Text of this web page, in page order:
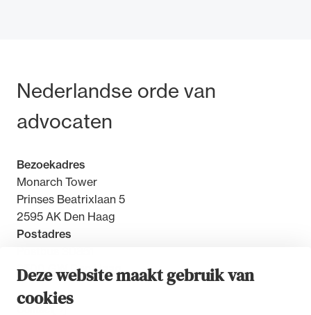
Deze website maakt gebruik van
cookies
Bezoek- en postadres
Nederlandse orde van
advocaten
Bezoekadres
Monarch Tower
Prinses Beatrixlaan 5
2595 AK Den Haag
Postadres
2500 GW Den Haag
Ondersteuning voor advocaten bij hun
het rechtsgebiedenregister en